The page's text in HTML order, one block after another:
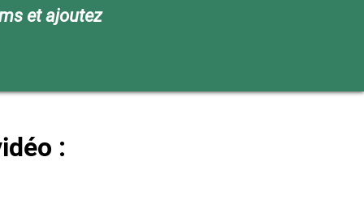
et ajoutez
: